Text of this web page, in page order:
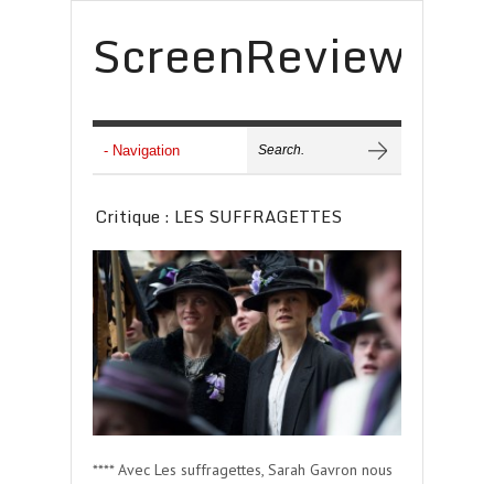
ScreenReview
Critique : LES SUFFRAGETTES
**** Avec Les suffragettes, Sarah Gavron nous